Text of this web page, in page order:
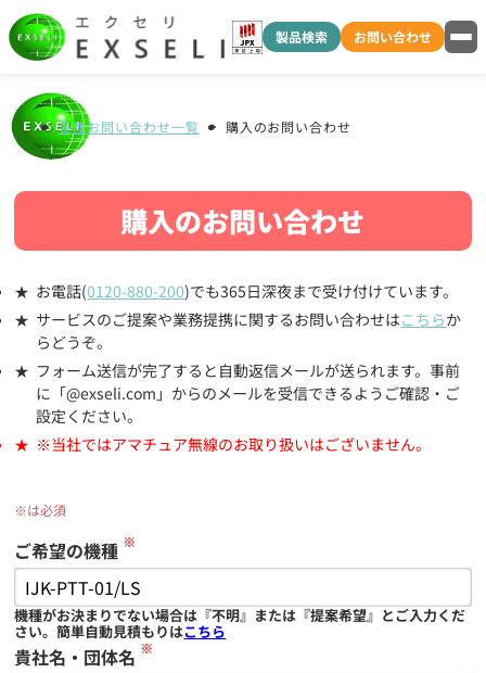
製品検索 お問い合わせ
各種お問い合わせ一覧 購入のお問い合わせ
購入のお問い合わせ
お電話(0120-880-200)でも365日深夜まで受け付けています。
サービスのご提案や業務提携に関するお問い合わせはこちらか
らどうぞ。
フォーム送信が完了すると自動返信メールが送られます。事前
に「@exseli.com」からのメールを受信できるようご確認・ご
設定ください。
※当社ではアマチュア無線のお取り扱いはございません。
※は必須
ご希望の機種 ※
機種がお決まりでない場合は『不明』または『提案希望』とご入力くだ
さい。簡単自動見積もりはこちら
貴社名・団体名 ※